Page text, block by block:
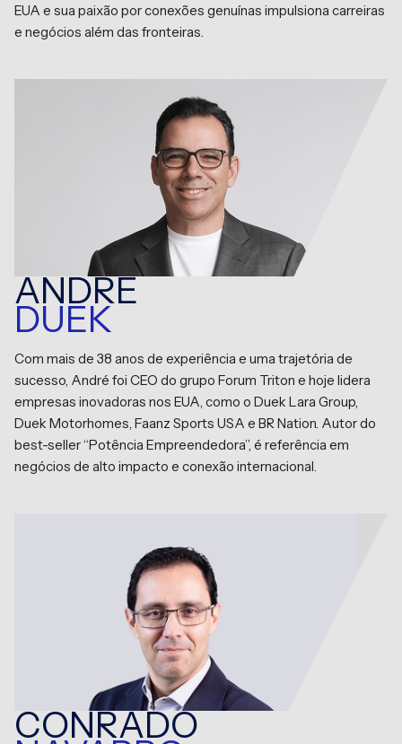
EUA e sua paixão por conexões genuínas impulsiona carreiras
e negócios além das fronteiras.
ANDRÉ
DUEK
Com mais de 38 anos de experiência e uma trajetória de
sucesso, André foi CEO do grupo Forum Triton e hoje lidera
empresas inovadoras nos EUA, como o Duek Lara Group,
Duek Motorhomes, Faanz Sports USA e BR Nation. Autor do
best-seller “Potência Empreendedora”, é referência em
negócios de alto impacto e conexão internacional.
CONRADO